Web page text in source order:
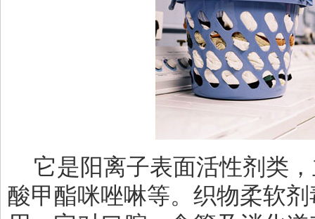
它是阳离子表面活性剂类
酸甲酯咪唑啉等。织物柔软